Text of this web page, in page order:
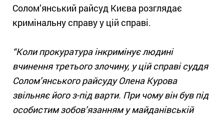
Солом’янський райсуд Києва розглядає
кримінальну справу у цій справі.
“Коли прокуратура інкримінує людині
вчинення третього злочину, у цій справі суддя
Солом’янського райсуду Олена Курова
звільняє його з-під варти. При чому він був під
особистим зобов’язанням у майданівській